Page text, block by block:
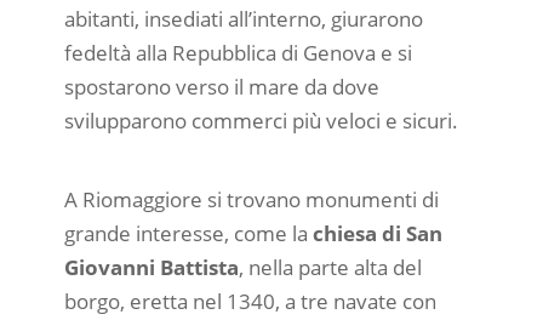
abitanti, insediati all’interno, giurarono
fedeltà alla Repubblica di Genova e si
spostarono verso il mare da dove
svilupparono commerci più veloci e sicuri.
A Riomaggiore si trovano monumenti di
grande interesse, come la chiesa di San
Giovanni Battista, nella parte alta del
borgo, eretta nel 1340, a tre navate con